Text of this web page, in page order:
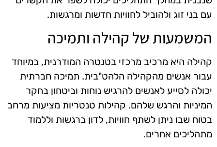
עם בני זוג ולהוביל לחוויות חדשות ומרגשות.
המשמעות של קהילה ותמיכה
קהילה היא מרכיב מרכזי בטנטרה המודרנית, במיוחד
עבור אנשים מהקהילה הלהט"בית. תמיכה חברתית
יכולה לסייע לאנשים להרגיש נוחות וביטחון בחקר
המיניות והרגש שלהם. קהילות טנטריות מציעות מרחב
בטוח שבו ניתן לשתף חוויות, לדון ברגשות וללמוד
מתהליכים אחרים.